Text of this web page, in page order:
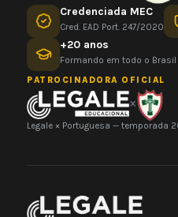
Credenciada MEC
Cred. EAD Port. 247/2020
+20 anos
Formando em todo o Brasil
PATROCINADORA OFICIAL
×
Legale × Portuguesa — temporada